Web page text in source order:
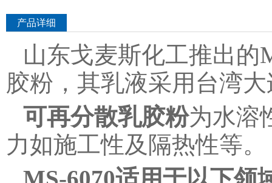
产品详细
山东戈麦斯化工推出的
胶粉 ，其乳液采用台湾
可再分散乳胶粉为水溶
力如施工性及隔热性等。